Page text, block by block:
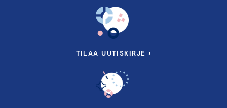
TILAA UUTISKIRJE ›